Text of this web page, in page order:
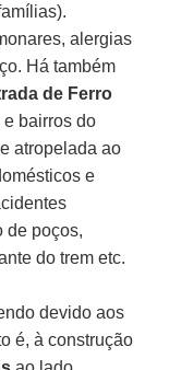
alergias
Há também
de Ferro
bairros do
atropelada ao
e
de poços,
do trem etc.
devido aos
é, à construção